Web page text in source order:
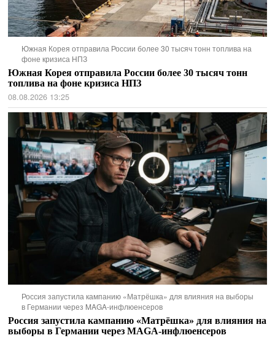
Южная Корея отправила России более 30 тысяч тонн топлива на
фоне кризиса НПЗ
Южная Корея отправила России более 30 тысяч тонн
топлива на фоне кризиса НПЗ
08.08.2026 13:25
Россия запустила кампанию «Матрёшка» для влияния на выборы
в Германии через MAGA-инфлюенсеров
Россия запустила кампанию «Матрёшка» для влияния на
выборы в Германии через MAGA-инфлюенсеров